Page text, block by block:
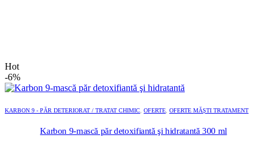
Hot
-6%
KARBON 9 - PĂR DETERIORAT / TRATAT CHIMIC OFERTE OFERTE MĂȘTI TRATAMENT
Karbon 9-mască păr detoxifiantă şi hidratantă 300 ml